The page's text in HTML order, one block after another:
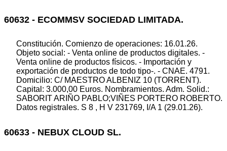
60632 - ECOMMSV SOCIEDAD LIMITADA.
Constitución. Comienzo de operaciones: 16.01.26.
Objeto social: - Venta online de productos digitales. -
Venta online de productos físicos. - Importación y
exportación de productos de todo tipo-. - CNAE. 4791.
Domicilio: C/ MAESTRO ALBENIZ 10 (TORRENT).
Capital: 3.000,00 Euros. Nombramientos. Adm. Solid.:
SABORIT ARIÑO PABLO;VIÑES PORTERO ROBERTO.
Datos registrales. S 8 , H V 231769, I/A 1 (29.01.26).
60633 - NEBUX CLOUD SL.